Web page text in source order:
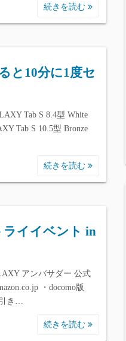
続きを読む
と10分に1度セ
Tab S 8.4型 White
Tab S 10.5型 Bronze
続きを読む
イイベント in
アンバサダー 公式
・docomo版
き…
続きを読む